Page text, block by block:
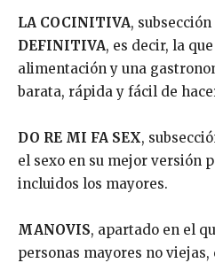
LA COCINITIVA,
DEFINITIVA, es decir, la
alimentación y una
barata, rápida y fácil de
DO RE MI FA SEX,
el sexo en su mejor versión
incluidos los mayores.
MANOVIS, apartado en el
personas mayores no